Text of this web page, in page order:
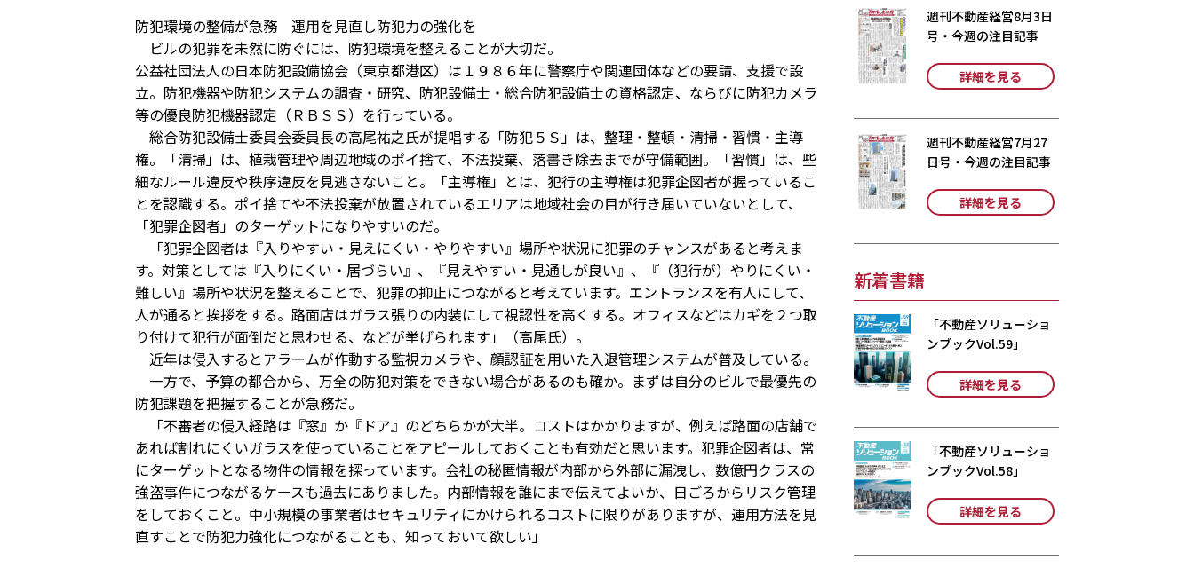
防犯環境の整備が急務 運用を見直し防犯力の強化を
ビルの犯罪を未然に防ぐには、防犯環境を整えることが大切だ。
公益社団法人の日本防犯設備協会（東京都港区）は１９８６年に警察庁や関連団体などの要請、支援で設
立。防犯機器や防犯システムの調査・研究、防犯設備士・総合防犯設備士の資格認定、ならびに防犯カメラ
等の優良防犯機器認定（ＲＢＳＳ）を行っている。
総合防犯設備士委員会委員長の高尾祐之氏が提唱する「防犯５Ｓ」は、整理・整頓・清掃・習慣・主導
権。「清掃」は、植栽管理や周辺地域のポイ捨て、不法投棄、落書き除去までが守備範囲。「習慣」は、些
細なルール違反や秩序違反を見逃さないこと。「主導権」とは、犯行の主導権は犯罪企図者が握っているこ
とを認識する。ポイ捨てや不法投棄が放置されているエリアは地域社会の目が行き届いていないとして、
「犯罪企図者」のターゲットになりやすいのだ。
「犯罪企図者は『入りやすい・見えにくい・やりやすい』場所や状況に犯罪のチャンスがあると考えま
す。対策としては『入りにくい・居づらい』、『見えやすい・見通しが良い』、『（犯行が）やりにくい・
難しい』場所や状況を整えることで、犯罪の抑止につながると考えています。エントランスを有人にして、
人が通ると挨拶をする。路面店はガラス張りの内装にして視認性を高くする。オフィスなどはカギを２つ取
り付けて犯行が面倒だと思わせる、などが挙げられます」（高尾氏）。
近年は侵入するとアラームが作動する監視カメラや、顔認証を用いた入退管理システムが普及している。
一方で、予算の都合から、万全の防犯対策をできない場合があるのも確か。まずは自分のビルで最優先の
防犯課題を把握することが急務だ。
「不審者の侵入経路は『窓』か『ドア』のどちらかが大半。コストはかかりますが、例えば路面の店舗で
あれば割れにくいガラスを使っていることをアピールしておくことも有効だと思います。犯罪企図者は、常
にターゲットとなる物件の情報を探っています。会社の秘匿情報が内部から外部に漏洩し、数億円クラスの
強盗事件につながるケースも過去にありました。内部情報を誰にまで伝えてよいか、日ごろからリスク管理
をしておくこと。中小規模の事業者はセキュリティにかけられるコストに限りがありますが、運用方法を見
直すことで防犯力強化につながることも、知っておいて欲しい」
週刊不動産経営8月3日
号・今週の注目記事
詳細を見る
週刊不動産経営7月27
日号・今週の注目記事
詳細を見る
新着書籍
「不動産ソリューショ
ンブックVol.59」
詳細を見る
「不動産ソリューショ
ンブックVol.58」
詳細を見る